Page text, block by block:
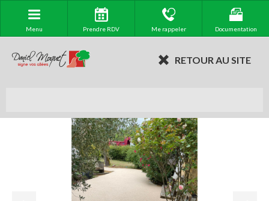
Menu Prendre RDV Me rappeler Documentation
RETOUR AU SITE